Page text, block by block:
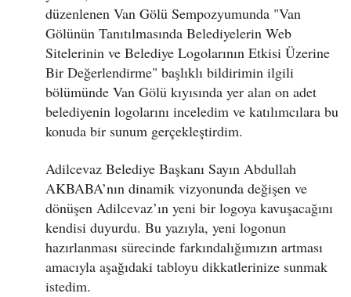
düzenlenen Van Gölü Sempozyumunda "Van
Gölünün Tanıtılmasında Belediyelerin Web
Sitelerinin ve Belediye Logolarının Etkisi Üzerine
Bir Değerlendirme" başlıklı bildirimin ilgili
bölümünde Van Gölü kıyısında yer alan on adet
belediyenin logolarını inceledim ve katılımcılara bu
konuda bir sunum gerçekleştirdim.
Adilcevaz Belediye Başkanı Sayın Abdullah
AKBABA’nın dinamik vizyonunda değişen ve
dönüşen Adilcevaz’ın yeni bir logoya kavuşacağını
kendisi duyurdu. Bu yazıyla, yeni logonun
hazırlanması sürecinde farkındalığımızın artması
amacıyla aşağıdaki tabloyu dikkatlerinize sunmak
istedim.